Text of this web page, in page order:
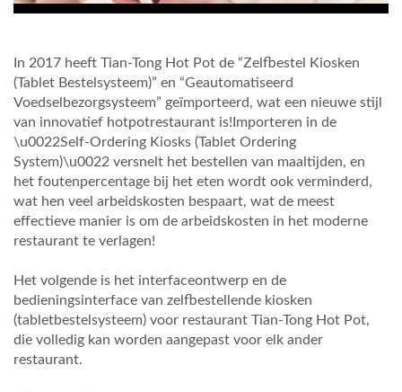
In 2017 heeft Tian-Tong Hot Pot de “Zelfbestel Kiosken
(Tablet Bestelsysteem)” en “Geautomatiseerd
Voedselbezorgsysteem” geïmporteerd, wat een nieuwe stijl
van innovatief hotpotrestaurant is!Importeren in de
\u0022Self-Ordering Kiosks (Tablet Ordering
System)\u0022 versnelt het bestellen van maaltijden, en
het foutenpercentage bij het eten wordt ook verminderd,
wat hen veel arbeidskosten bespaart, wat de meest
effectieve manier is om de arbeidskosten in het moderne
restaurant te verlagen!
Het volgende is het interfaceontwerp en de
bedieningsinterface van zelfbestellende kiosken
(tabletbestelsysteem) voor restaurant Tian-Tong Hot Pot,
die volledig kan worden aangepast voor elk ander
restaurant.